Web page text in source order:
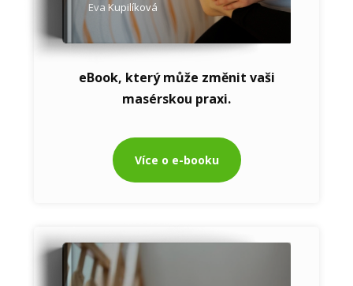
Eva Kupilíková
eBook, který může změnit vaši
masérskou praxi.
Více o e-booku